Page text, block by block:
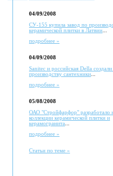
04/09/2008
СУ-155 купила завод по
керамической плитки в Латвии
подробнее »
04/09/2008
Sanitec и российская Della
производству сантехники
подробнее »
05/08/2008
ОАО "Стройфарфор" разработало
коллекции керамической плитки и
керамогранита
подробнее »
Статьи по теме »